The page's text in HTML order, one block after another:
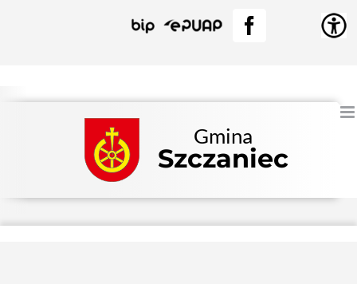
BIP EPUAPFacebook
Gmina
Szczaniec